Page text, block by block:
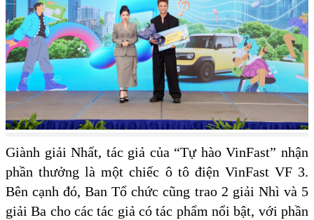
Giành giải Nhất, tác giả của “Tự hào VinFast” nhận
phần thưởng là một chiếc ô tô điện VinFast VF 3.
Bên cạnh đó, Ban Tổ chức cũng trao 2 giải Nhì và 5
giải Ba cho các tác giả có tác phẩm nổi bật, với phần